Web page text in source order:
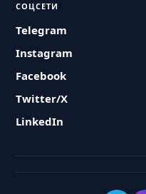
СОЦСЕТИ
Telegram
Instagram
Facebook
Twitter/X
LinkedIn